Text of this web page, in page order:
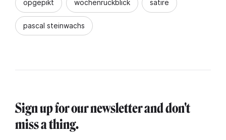
opgepikt wochenrückblick satire
pascal steinwachs
Sign up for our newsletter and don't
miss a thing.